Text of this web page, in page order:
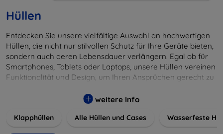
Hüllen
Entdecken Sie unsere vielfältige Auswahl an hochwertigen
Hüllen, die nicht nur stilvollen Schutz für Ihre Geräte bieten,
sondern auch deren Lebensdauer verlängern. Egal ob für
Smartphones, Tablets oder Laptops, unsere Hüllen vereinen
Funktionalität und Design, um Ihren Ansprüchen gerecht zu
Farben, um Ihren persönlichen Stil perfekt zu
weitere Info
Klapphüllen Alle Hüllen und Cases Wasserfeste